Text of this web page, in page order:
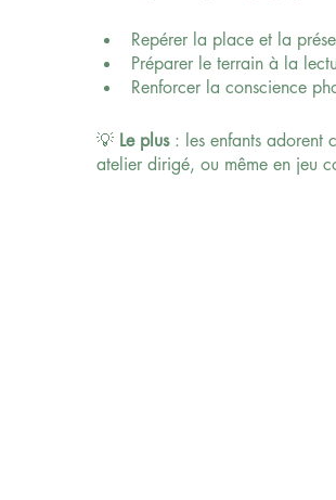
Repérer la place et la
Préparer le terrain à la
Renforcer la conscience
💡 Le plus : les enfants adorent
atelier dirigé, ou même en jeu